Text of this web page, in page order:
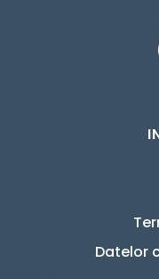
Datelor